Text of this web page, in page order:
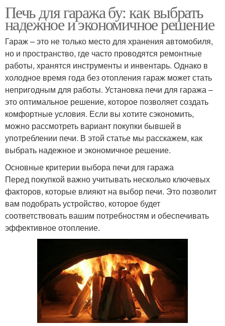
Печь для гаража бу: как выбрать
надежное и экономичное решение
Гараж – это не только место для хранения автомобиля,
но и пространство, где часто проводятся ремонтные
работы, хранятся инструменты и инвентарь. Однако в
холодное время года без отопления гараж может стать
непригодным для работы. Установка печи для гаража –
это оптимальное решение, которое позволяет создать
комфортные условия. Если вы хотите сэкономить,
можно рассмотреть вариант покупки бывшей в
употреблении печи. В этой статье мы расскажем, как
выбрать надежное и экономичное решение.
Основные критерии выбора печи для гаража
Перед покупкой важно учитывать несколько ключевых
факторов, которые влияют на выбор печи. Это позволит
вам подобрать устройство, которое будет
соответствовать вашим потребностям и обеспечивать
эффективное отопление.